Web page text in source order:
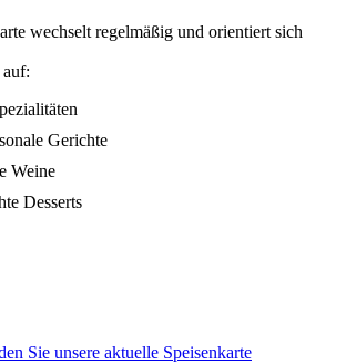
wechselt regelmäßig und orientiert sich
Gerichte
Weine
Desserts
Sie unsere aktuelle Speisenkarte